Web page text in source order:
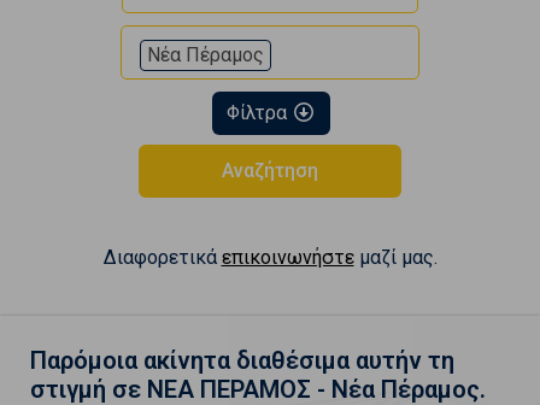
Νέα Πέραμος
Φίλτρα
Αναζήτηση
Διαφορετικά επικοινωνήστεμαζί μας.
Παρόμοια ακίνητα διαθέσιμα αυτήν τη
στιγμή σε ΝΕΑ ΠΕΡΑΜΟΣ - Νέα Πέραμος.